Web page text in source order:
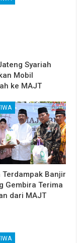
Syariah
Mobil
ke MAJT
Terdampak Banjir
Gembira Terima
dari MAJT